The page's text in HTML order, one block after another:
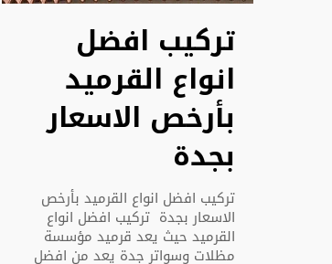
تركيب افضل
انواع القرميد
بأرخص الاسعار
بجدة
تركيب افضل انواع القرميد بأرخص
الاسعار بجدة تركيب افضل انواع
القرميد حيث يعد قرميد مؤسسة
مظلات وسواتر جدة يعد من افضل